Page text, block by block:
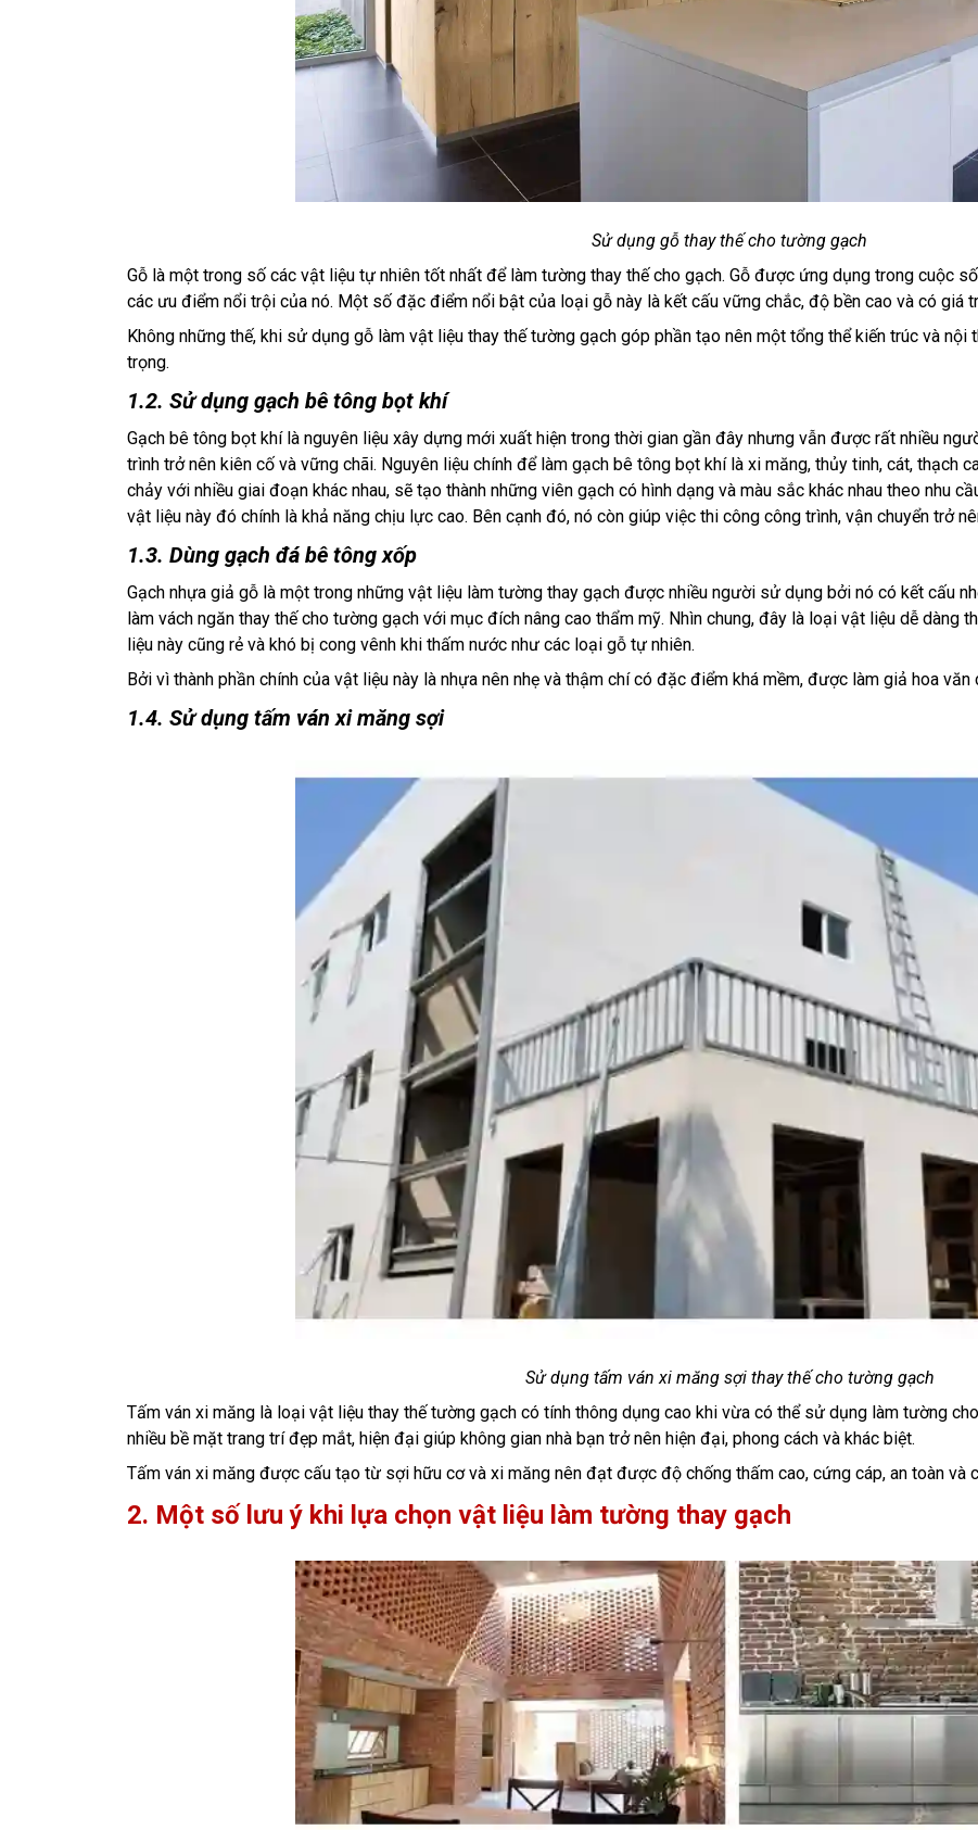
Sử dụng gỗ thay thế cho tường gạch
Gỗ là một trong số các vật liệu tự nhiên tốt nhất để làm tường thay thế cho gạch. Gỗ được ứng dụng trong cuộc
các ưu điểm nổi trội của nó. Một số đặc điểm nổi bật của loại gỗ này là kết cấu vững chắc, độ bền cao và có giá
Không những thế, khi sử dụng gỗ làm vật liệu thay thế tường gạch góp phần tạo nên một tổng thể kiến trúc và
trọng.
1.2. Sử dụng gạch bê tông bọt khí
Gạch bê tông bọt khí là nguyên liệu xây dựng mới xuất hiện trong thời gian gần đây nhưng vẫn được rất nhiều
trình trở nên kiên cố và vững chãi. Nguyên liệu chính để làm gạch bê tông bọt khí là xi măng, thủy tinh, cát, thạch
chảy với nhiều giai đoạn khác nhau, sẽ tạo thành những viên gạch có hình dạng và màu sắc khác nhau theo nhu
vật liệu này đó chính là khả năng chịu lực cao. Bên cạnh đó, nó còn giúp việc thi công công trình, vận chuyển trở
1.3. Dùng gạch đá bê tông xốp
Gạch nhựa giả gỗ là một trong những vật liệu làm tường thay gạch được nhiều người sử dụng bởi nó có kết cấu
làm vách ngăn thay thế cho tường gạch với mục đích nâng cao thẩm mỹ. Nhìn chung, đây là loại vật liệu dễ dàng
liệu này cũng rẻ và khó bị cong vênh khi thấm nước như các loại gỗ tự nhiên.
Bởi vì thành phần chính của vật liệu này là nhựa nên nhẹ và thậm chí có đặc điểm khá mềm, được làm giả hoa
1.4. Sử dụng tấm ván xi măng sợi
Sử dụng tấm ván xi măng sợi thay thế cho tường gạch
Tấm ván xi măng là loại vật liệu thay thế tường gạch có tính thông dụng cao khi vừa có thể sử dụng làm tường
nhiều bề mặt trang trí đẹp mắt, hiện đại giúp không gian nhà bạn trở nên hiện đại, phong cách và khác biệt.
Tấm ván xi măng được cấu tạo từ sợi hữu cơ và xi măng nên đạt được độ chống thấm cao, cứng cáp, an toàn và
2. Một số lưu ý khi lựa chọn vật liệu làm tường thay gạch